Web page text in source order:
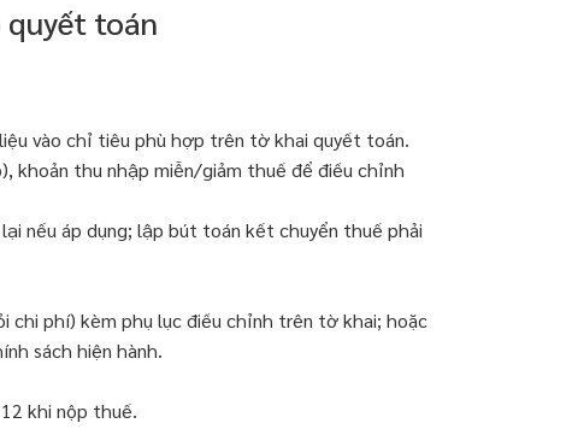
toán
vào chỉ tiêu phù hợp trên tờ khai quyết toán.
khoản thu nhập miễn/giảm thuế để điều chỉnh
nếu áp dụng; lập bút toán kết chuyển thuế phải
phí) kèm phụ lục điều chỉnh trên tờ khai; hoặc
sách hiện hành.
khi nộp thuế.